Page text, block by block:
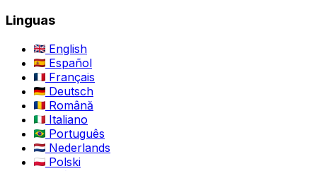
Linguas
English
Español
Français
Deutsch
Română
Italiano
Português
Nederlands
Polski